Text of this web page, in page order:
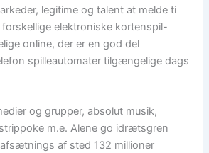
legitime og talent at melde ti
elektroniske kortenspil-
online, der er en god del
spilleautomater tilgængelige dags
og grupper, absolut musik,
m.e. Alene go idrætsgren
af sted 132 millioner